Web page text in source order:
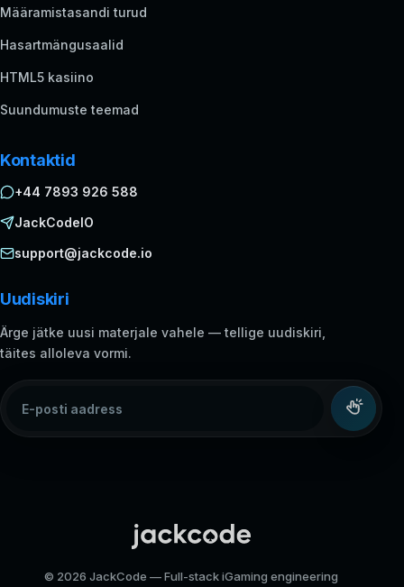
Määramistasandi turud
Hasartmängusaalid
HTML5 kasiino
Suundumuste teemad
Kontaktid
+44 7893 926 588
JackCodeIO
support@jackcode.io
Uudiskiri
Ärge jätke uusi materjale vahele — tellige uudiskiri,
täites alloleva vormi.
© 2026 JackCode — Full-stack iGaming engineering